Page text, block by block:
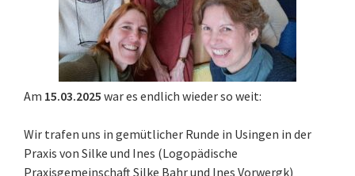
Am 15.03.2025 war es endlich wieder so weit:
Wir trafen uns in gemütlicher Runde in Usingen in der
Praxis von Silke und Ines (Logopädische
Praxisgemeinschaft Silke Bahr und Ines Vorwergk)